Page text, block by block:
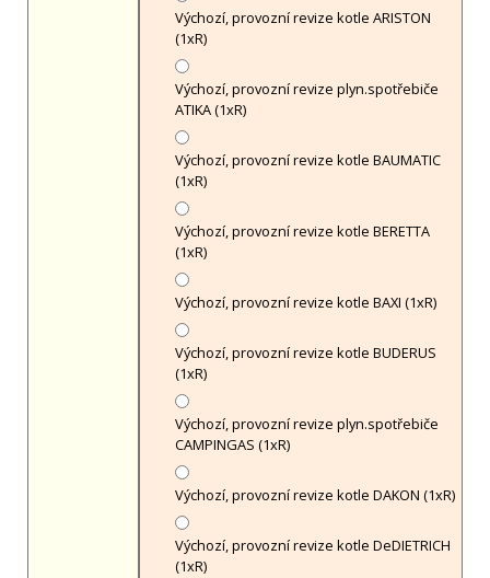
Výchozí, provozní revize kotle ARISTON
(1xR)
Výchozí, provozní revize plyn.spotřebiče
ATIKA (1xR)
Výchozí, provozní revize kotle BAUMATIC
(1xR)
Výchozí, provozní revize kotle BERETTA
(1xR)
Výchozí, provozní revize kotle BAXI (1xR)
Výchozí, provozní revize kotle BUDERUS
(1xR)
Výchozí, provozní revize plyn.spotřebiče
CAMPINGAS (1xR)
Výchozí, provozní revize kotle DAKON (1xR)
Výchozí, provozní revize kotle DeDIETRICH
(1xR)